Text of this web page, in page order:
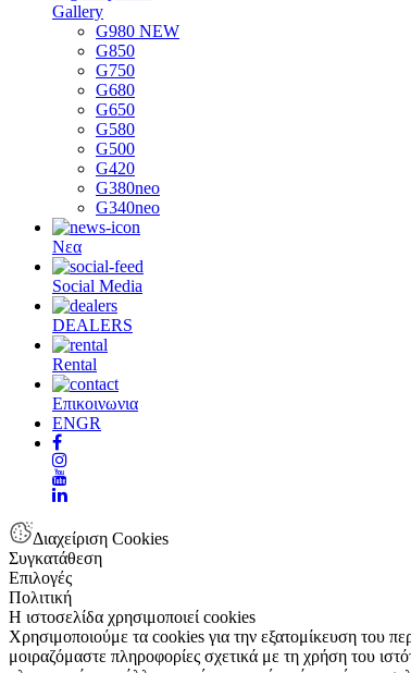
Gallery
G980 NEW
G850
G750
G680
G650
G580
G500
G420
G380neo
G340neo
Νεα
Social Media
DEALERS
Rental
Επικοινωνια
ENGR
Διαχείριση Cookies
Συγκατάθεση
Επιλογές
Πολιτική
Η ιστοσελίδα χρησιμοποιεί cookies
Χρησιμοποιούμε τα cookies για την εξατομίκευση του
μοιραζόμαστε πληροφορίες σχετικά με τη χρήση του